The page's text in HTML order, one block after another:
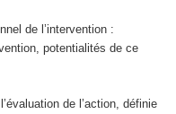
de l’intervention :
potentialités de ce
évaluation de l’action, définie